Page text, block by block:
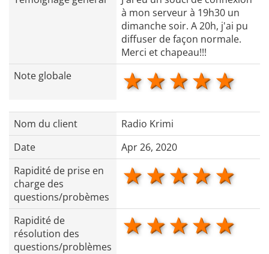
à mon serveur à 19h30 un
dimanche soir. A 20h, j'ai pu
diffuser de façon normale.
Merci et chapeau!!!
Note globale
4
3 stars
2 stars
1 star
Nom du client
Radio Krimi
Date
Apr 26, 2020
Rapidité de prise en
charge des
questions/probèmes
4
3 stars
2 stars
1 star
Rapidité de
résolution des
questions/problèmes
4
3 stars
2 stars
1 star